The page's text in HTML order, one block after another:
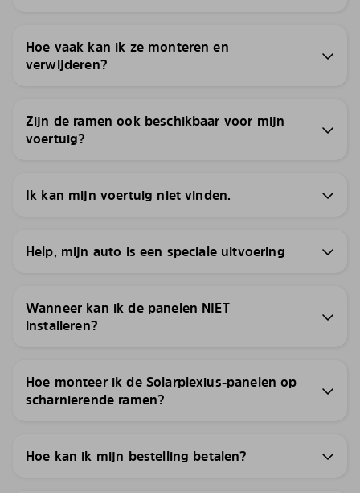
Hoe vaak kan ik ze monteren en
verwijderen?
Zijn de ramen ook beschikbaar voor mijn
voertuig?
Ik kan mijn voertuig niet vinden.
Help, mijn auto is een speciale uitvoering
Wanneer kan ik de panelen NIET
installeren?
Hoe monteer ik de Solarplexius-panelen op
scharnierende ramen?
Hoe kan ik mijn bestelling betalen?